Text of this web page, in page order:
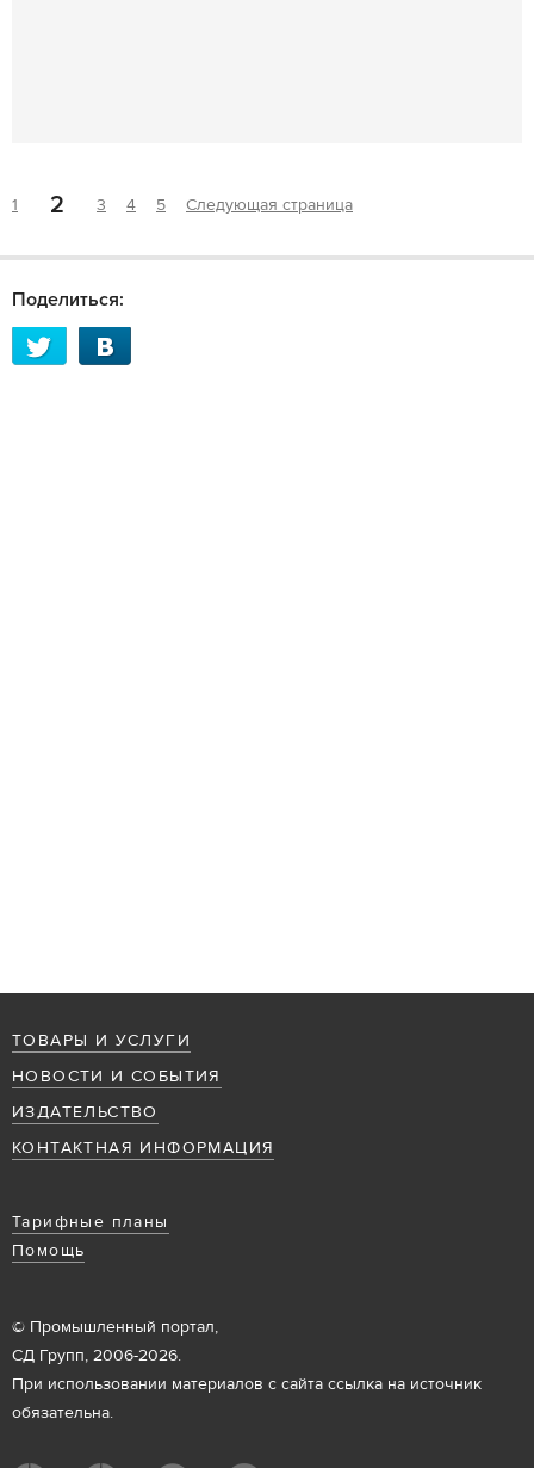
1 2 3 4 5 Следующая страница
Поделиться:
ТОВАРЫ И УСЛУГИ
НОВОСТИ И СОБЫТИЯ
ИЗДАТЕЛЬСТВО
КОНТАКТНАЯ ИНФОРМАЦИЯ
Тарифные планы
Помощь
© Промышленный портал,
СД Групп, 2006-2026.
При использовании материалов с сайта ссылка на источник
обязательна.